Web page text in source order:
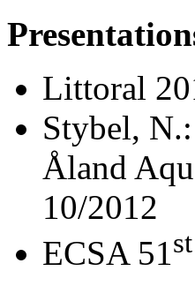
Littoral
Stybel,
Åland
10/2012
ECSA 51st